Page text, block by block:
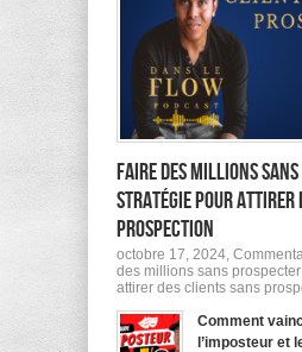
Faire des millions
stratégie pour attirer
prospection
octobre 17, 2024,
des millions sans
attirer des clients sans
Comment
l’imposteur et